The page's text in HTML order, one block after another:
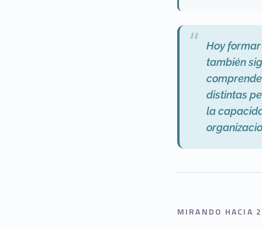
“
Hoy
también
distintas
la
MIRANDO HACIA